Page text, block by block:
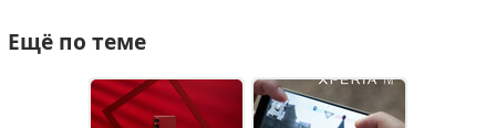
Ещё по теме